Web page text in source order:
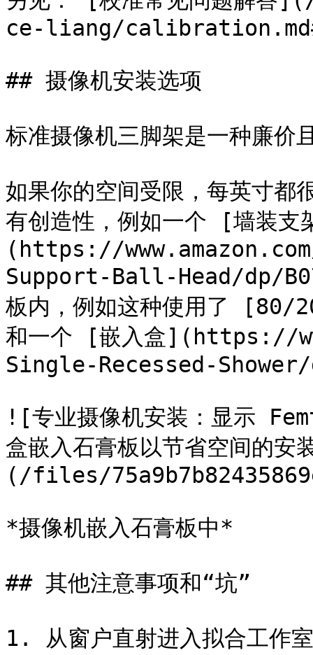
ce-liang/
## 摄像机安装选项
标准摄像机三脚架是一种廉价
如果你的空间受限，每英寸都
有创造性，例如一个 [墙装支
(https://
Support-Ball-Head/dp/
板内，例如这种使用了
和一个 [嵌入盒](https://
Single-Recessed-Shower/
![专业摄像机安装：显示
盒嵌入石膏板以节省空间的安
(/files/
*摄像机嵌入石膏板中*
## 其他注意事项和“坑”
1. 从窗户直射进入拟合工作